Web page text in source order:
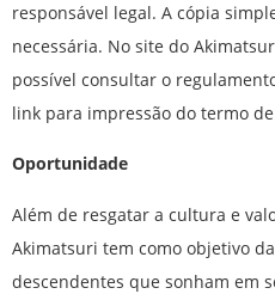
responsável legal. A cópia
necessária. No site do
possível consultar o
link para impressão do termo
Oportunidade
Além de resgatar a cultura e
Akimatsuri tem como objetivo
descendentes que sonham em